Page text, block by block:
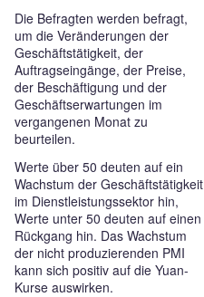
Die Befragten werden befragt,
um die Veränderungen der
Geschäftstätigkeit, der
Auftragseingänge, der Preise,
der Beschäftigung und der
Geschäftserwartungen im
vergangenen Monat zu
beurteilen.
Werte über 50 deuten auf ein
Wachstum der Geschäftstätigkeit
im Dienstleistungssektor hin,
Werte unter 50 deuten auf einen
Rückgang hin. Das Wachstum
der nicht produzierenden PMI
kann sich positiv auf die Yuan-
Kurse auswirken.